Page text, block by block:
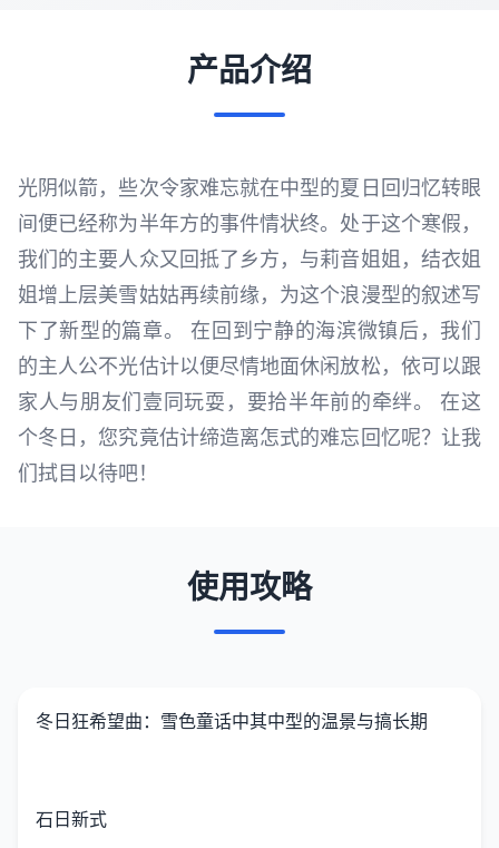
产品介绍
光阴似箭，些次令家难忘就在中型的夏日回归忆转眼
间便已经称为半年方的事件情状终。处于这个寒假，
我们的主要人众又回抵了乡方，与莉音姐姐，结衣姐
姐增上层美雪姑姑再续前缘，为这个浪漫型的叙述写
下了新型的篇章。 在回到宁静的海滨微镇后，我们
的主人公不光估计以便尽情地面休闲放松，依可以跟
家人与朋友们壹同玩耍，要拾半年前的牵绊。 在这
个冬日，您究竟估计缔造离怎式的难忘回忆呢？让我
们拭目以待吧！
使用攻略
冬日狂希望曲：雪色童话中其中型的温景与搞长期
石日新式